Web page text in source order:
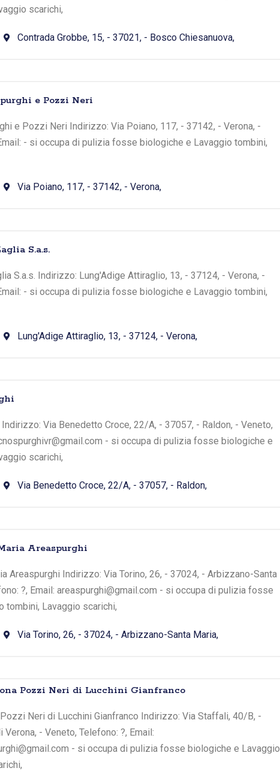
scarichi,
Contrada Grobbe, 15, - 37021, - Bosco Chiesanuova,
e Pozzi Neri
e Pozzi Neri Indirizzo: Via Poiano, 117, - 37142, - Verona, -
- si occupa di pulizia fosse biologiche e Lavaggio tombini,
Via Poiano, 117, - 37142, - Verona,
S.a.s.
S.a.s. Indirizzo: Lung'Adige Attiraglio, 13, - 37124, - Verona, -
- si occupa di pulizia fosse biologiche e Lavaggio tombini,
Lung'Adige Attiraglio, 13, - 37124, - Verona,
Via Benedetto Croce, 22/A, - 37057, - Raldon, - Veneto,
- si occupa di pulizia fosse biologiche e
scarichi,
Via Benedetto Croce, 22/A, - 37057, - Raldon,
Areaspurghi
Areaspurghi Indirizzo: Via Torino, 26, - 37024, - Arbizzano-Santa
?, Email: areaspurghi@gmail.com - si occupa di pulizia fosse
tombini, Lavaggio scarichi,
Via Torino, 26, - 37024, - Arbizzano-Santa Maria,
Pozzi Neri di Lucchini Gianfranco
Neri di Lucchini Gianfranco Indirizzo: Via Staffali, 40/B, -
- Veneto, Telefono: ?, Email:
- si occupa di pulizia fosse biologiche e Lavaggio